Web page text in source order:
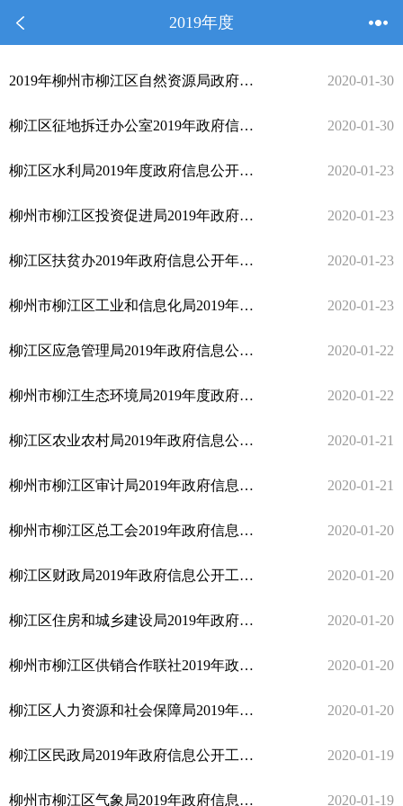
2019年度
2019年柳州市柳江区自然资源局政府信息公开年度报告 2020-01-30
柳江区征地拆迁办公室2019年政府信息公开工作年度报告 2020-01-30
柳江区水利局2019年度政府信息公开工作年度报告 2020-01-23
柳州市柳江区投资促进局2019年政府信息公开工作年度报告 2020-01-23
柳江区扶贫办2019年政府信息公开年度报告 2020-01-23
柳州市柳江区工业和信息化局2019年度政府信息公开工作年度报告 2020-01-23
柳江区应急管理局2019年政府信息公开工作年度报告 2020-01-22
柳州市柳江生态环境局2019年度政府信息公开工作年度报告 2020-01-22
柳江区农业农村局2019年政府信息公开工作年度报告 2020-01-21
柳州市柳江区审计局2019年政府信息公开工作年度报告 2020-01-21
柳州市柳江区总工会2019年政府信息公开年度报告 2020-01-20
柳江区财政局2019年政府信息公开工作年度报告 2020-01-20
柳江区住房和城乡建设局2019年政府信息公开工作年度报告 2020-01-20
柳州市柳江区供销合作联社2019年政府信息公开工作年度报告 2020-01-20
柳江区人力资源和社会保障局2019年政府信息公开工作年度报告 2020-01-20
柳江区民政局2019年政府信息公开工作年度报告 2020-01-19
柳州市柳江区气象局2019年政府信息公开工作年度报告 2020-01-19